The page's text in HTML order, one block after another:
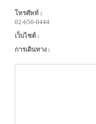
โทรศัพท์ :
02-656-0444
เว็บไซต์ :
การเดินทาง :